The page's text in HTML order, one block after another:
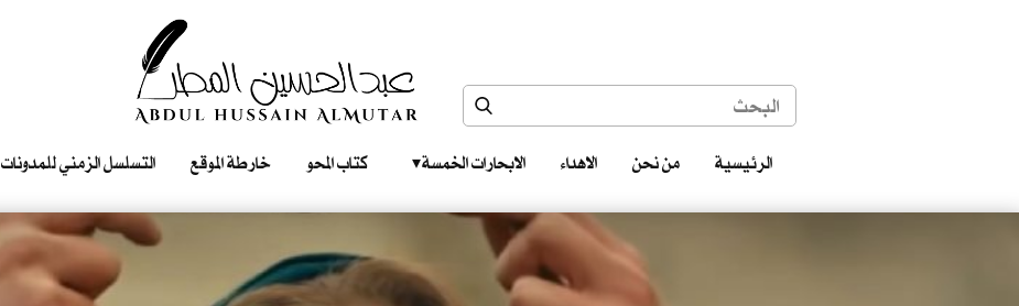
الرئيسية من نحن الاهداء الابحارات الخمسة ‎ ‎ ‎ كتاب المحو خارطة الموقع التسلسل الزمني للمدونات‎ ‎ ‎ ‎ ‎